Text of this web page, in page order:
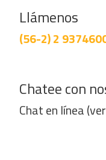
Llámenos
(56-2) 2
Chatee con
Chat en línea